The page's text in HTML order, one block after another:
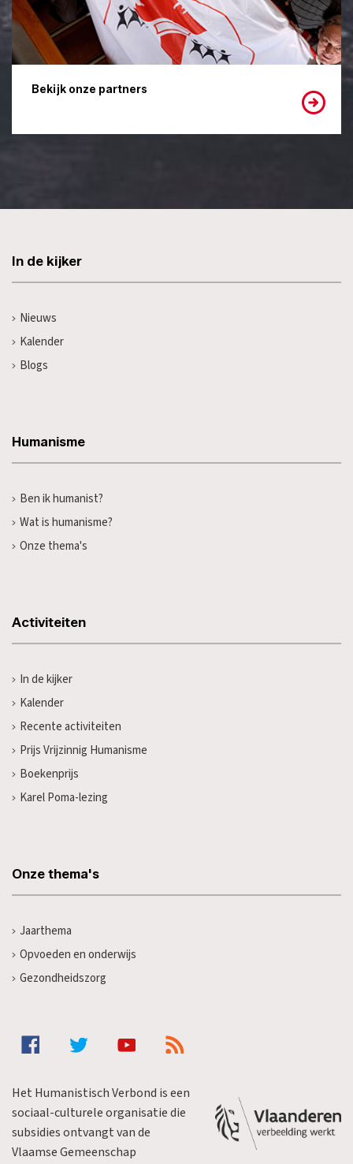
Bekijk onze partners
In de kijker
Nieuws
Kalender
Blogs
Humanisme
Ben ik humanist?
Wat is humanisme?
Onze thema's
Activiteiten
In de kijker
Kalender
Recente activiteiten
Prijs Vrijzinnig Humanisme
Boekenprijs
Karel Poma-lezing
Onze thema's
Jaarthema
Opvoeden en onderwijs
Gezondheidszorg
Het Humanistisch Verbond is een
sociaal-culturele organisatie die
subsidies ontvangt van de
Vlaamse Gemeenschap